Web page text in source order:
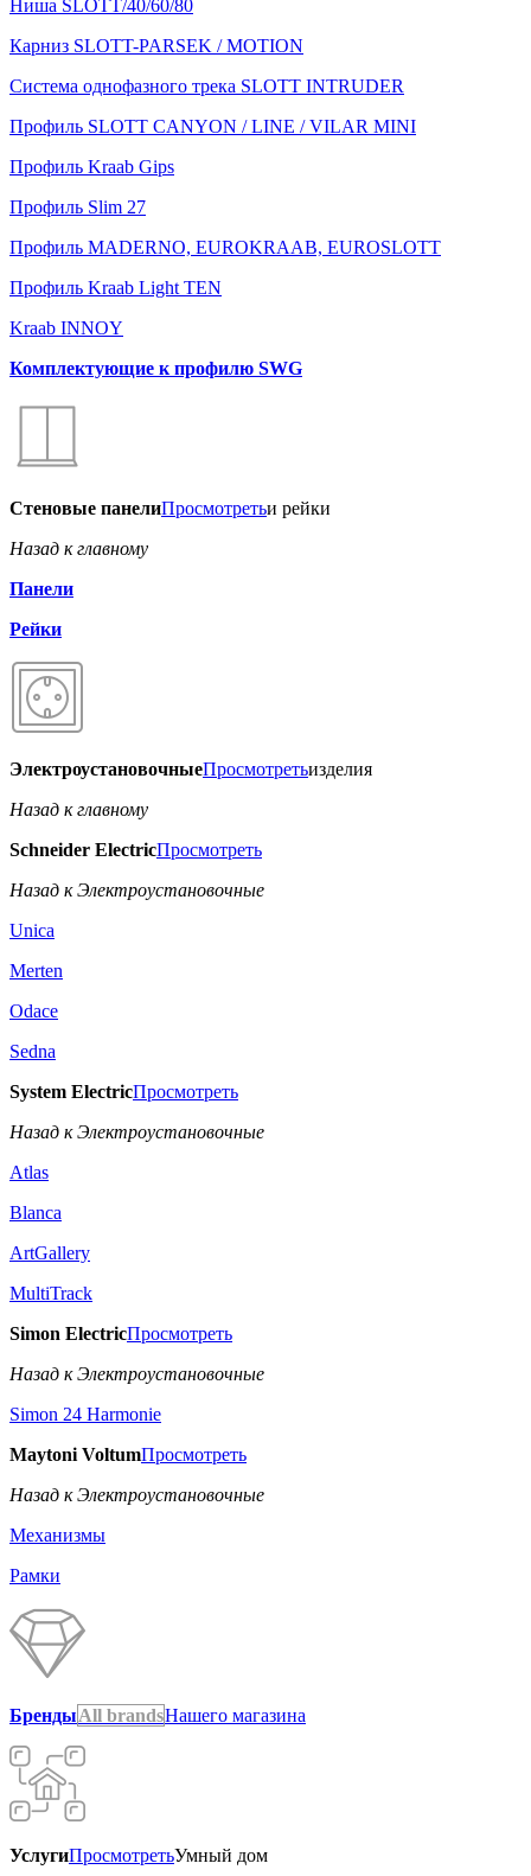
Ниша SLOTT/40/60/80
Карниз SLOTT-PARSEK / MOTION
Система однофазного трека SLOTT INTRUDER
Профиль SLOTT CANYON / LINE / VILAR MINI
Профиль Kraab Gips
Профиль Slim 27
Профиль MADERNO, EUROKRAAB, EUROSLOTT
Профиль Kraab Light TEN
Kraab INNOY
Комплектующие к профилю SWG
Стеновые панелиПросмотретьи рейки
Назад к главному
Панели
Рейки
ЭлектроустановочныеПросмотретьизделия
Назад к главному
Schneider ElectricПросмотреть
Назад к Электроустановочные
Unica
Merten
Odace
Sedna
System ElectricПросмотреть
Назад к Электроустановочные
Atlas
Blanca
ArtGallery
MultiTrack
Simon ElectricПросмотреть
Назад к Электроустановочные
Simon 24 Harmonie
Maytoni VoltumПросмотреть
Назад к Электроустановочные
Механизмы
Рамки
БрендыAll brandsНашего магазина
УслугиПросмотретьУмный дом